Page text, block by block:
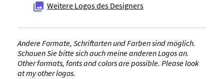
 Weitere Logos des Designers
Andere Formate, Schriftarten und Farben sind möglich.
Schauen Sie bitte sich auch meine anderen Logos an.
Other formats, fonts and colors are possible. Please look
at my other logos.